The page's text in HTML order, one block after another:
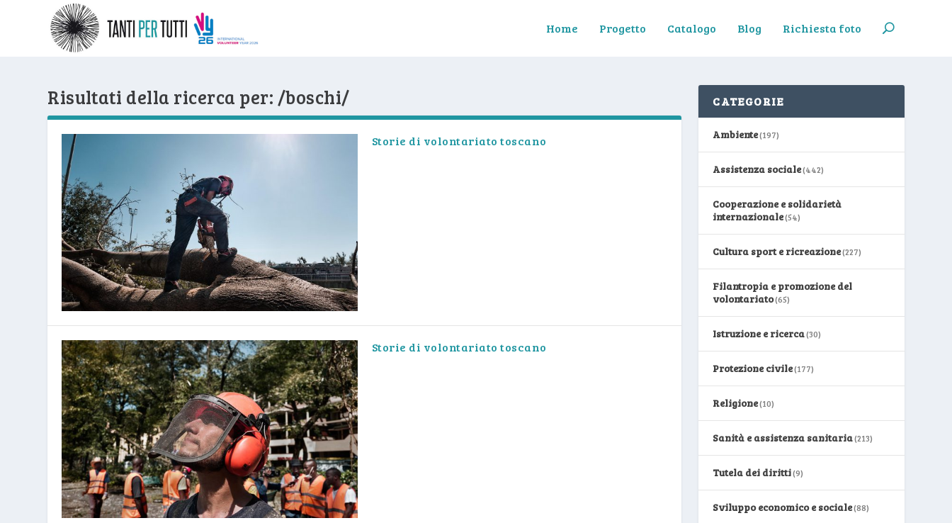
Home Progetto Catalogo Blog Richiesta foto
Risultati della ricerca per: /boschi/
Storie di volontariato toscano
Storie di volontariato toscano
CATEGORIE
Ambiente(197)
Assistenza sociale(442)
Cooperazione e solidarietà
internazionale(54)
Cultura sport e ricreazione(227)
Filantropia e promozione del
volontariato(65)
Istruzione e ricerca(30)
Protezione civile(177)
Religione(10)
Sanità e assistenza sanitaria(213)
Tutela dei diritti(9)
Sviluppo economico e sociale(88)